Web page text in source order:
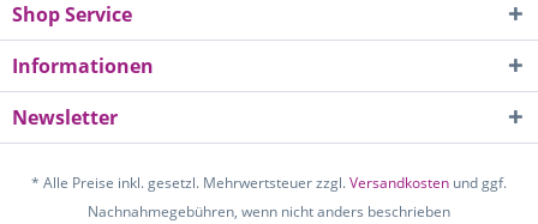
Shop Service
Informationen
Newsletter
* Alle Preise inkl. gesetzl. Mehrwertsteuer zzgl.Versandkosten und ggf.
Nachnahmegebühren, wenn nicht anders beschrieben